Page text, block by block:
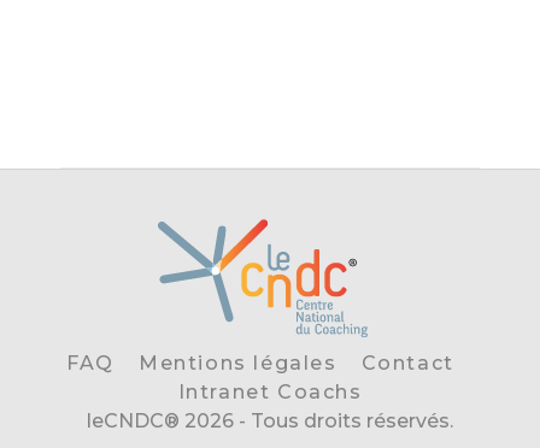
FAQ Mentions légales
Contact
Intranet Coachs
leCNDC® 2026 - Tous droits réservés.